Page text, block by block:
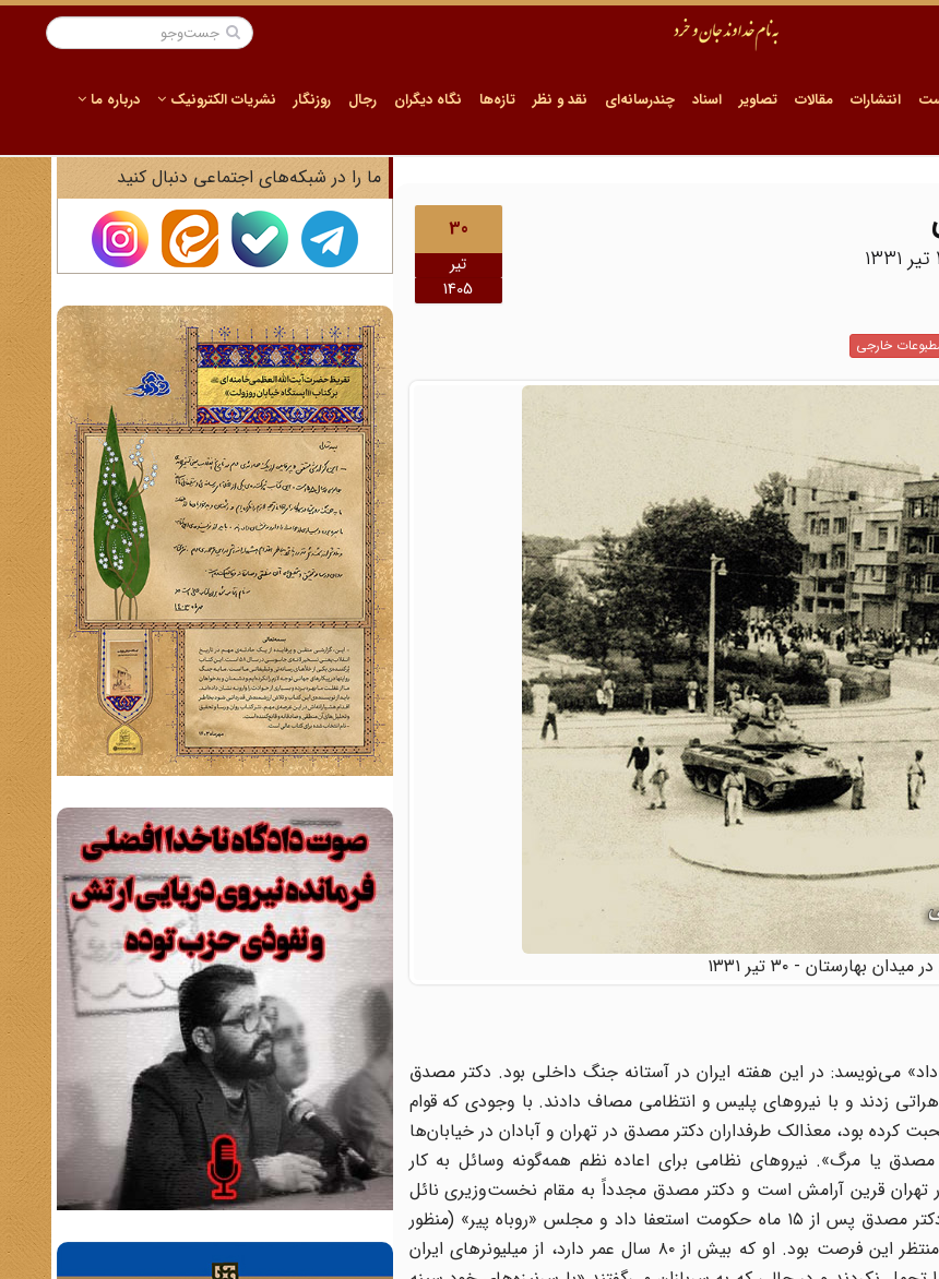
انتشارات مقالات تصاویر اسناد چندرسانه‌ای نقد و نظر تازه‌ها نگاه دیگران رجال روزنگار نشریات الکترونیک درباره ما
30
تیر
1405
خارجی
بهارستان - ۳۰ تیر ۱۳۳۱
می‌نویسد: در این هفته ایران در آستانه جنگ داخلی بود. دکتر مصدق
زدند و با نیروهای پلیس و انتظامی مصاف دادند. با وجودی که قوام
کرده بود، معذالک طرفداران دکتر مصدق در تهران و آبادان در خیابان‌ها
یا مرگ». نیروهای نظامی برای اعاده نظم همه‌گونه وسائل به کار
قرین آرامش است و دکتر مصدق مجدداً به مقام نخست‌وزیری نائل
آمده. مجله تایم نیز پس از اشاره به وقایع اخیر ایران می‌نویسد دکتر مصدق پس از ۱۵ ماه حکومت استعفا داد و مجلس «روباه پیر» (منظور
قوام است) را به نخست‌وزیری تعیین کرد. احمد قوام از دیروقتی منتظر این فرصت بود. او که بیش از ۸۰ سال عمر دارد، از میلیونرهای ایران
ما را در شبکه‌های اجتماعی دنبال کنید